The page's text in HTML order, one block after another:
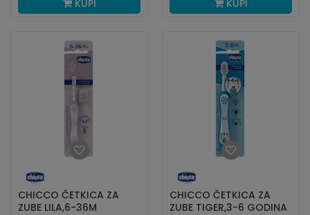
KUPI KUPI
CHICCO ČETKICA ZA
ZUBE LILA,6-36M
CHICCO ČETKICA ZA
ZUBE TIGER,3-6 GODINA